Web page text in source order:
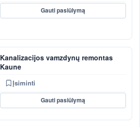
Gauti pasiūlymą
Kanalizacijos vamzdynų remontas
Kaune
Įsiminti
Gauti pasiūlymą